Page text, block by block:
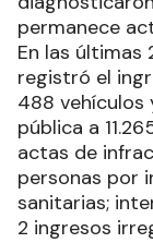
permanece
En las últimas
registró el
488 vehículos
pública a
actas de
personas por
sanitarias;
2 ingresos